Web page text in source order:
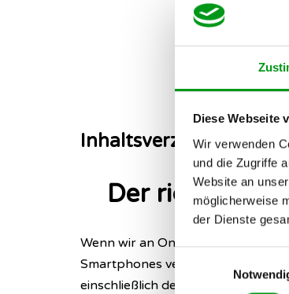
Diese Webseite
Wir verwenden
und die Zugriffe
Website an
möglicherweise
der Dienste
Inhaltsverzeichnis
Der richtige
Wenn wir an Online-Dating
Smartphones verwachsen zu sein
einschließlich derjenigen, die in